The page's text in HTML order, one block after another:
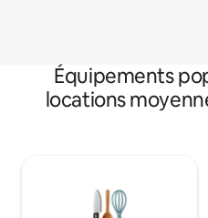
Équipements
locations